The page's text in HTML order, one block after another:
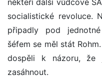
někteří další vůdcové
socialistické revoluce.
připadly pod
šéfem se měl stát
dospěli k názoru,
zasáhnout.